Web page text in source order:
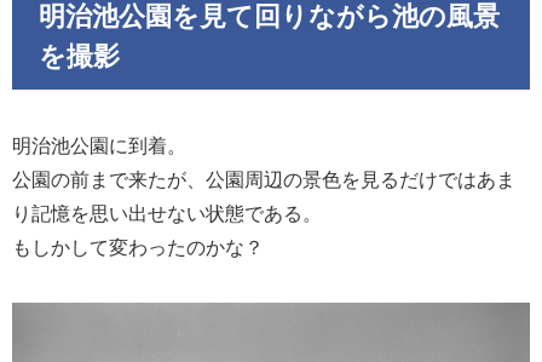
明治池公園を見て回りながら池の風景
を撮影
明治池公園に到着。
公園の前まで来たが、公園周辺の景色を見るだけではあま
り記憶を思い出せない状態である。
もしかして変わったのかな？